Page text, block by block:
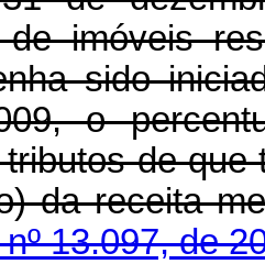
de imóveis
sido
o
tributos de
da
13.097, de